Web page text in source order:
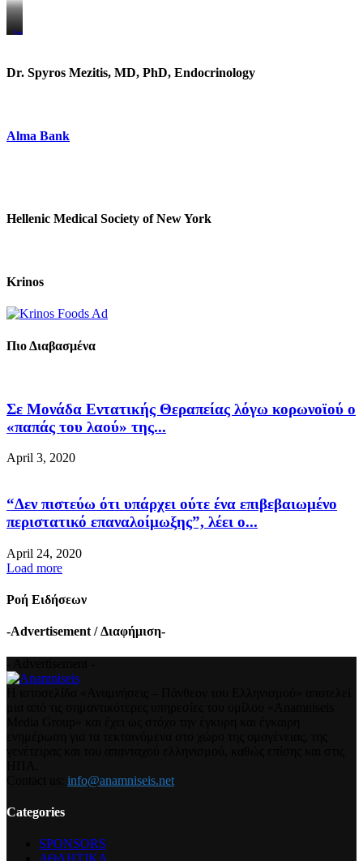
https://www.unitedbrothersfruitmarkets.com/
https://www.unitedbrothersfruitmarkets.com/
Dr. Spyros Mezitis, MD, PhD, Endocrinology
Alma Bank
Hellenic Medical Society of New York
Krinos
Πιο Διαβασμένα
Σε Μονάδα Εντατικής Θεραπείας λόγω κορωνοϊού ο
«παπάς του λαού» της...
April 3, 2020
“Δεν πιστεύω ότι υπάρχει ούτε ένα επιβεβαιωμένο
περιστατικό επαναλοίμωξης”, λέει ο...
April 24, 2020
Load more
Ροή Ειδήσεων
-Advertisement / Διαφήμιση-
info@anamniseis.net
Categories
SPONSORS
ΑΘΛΗΤΙΚΑ